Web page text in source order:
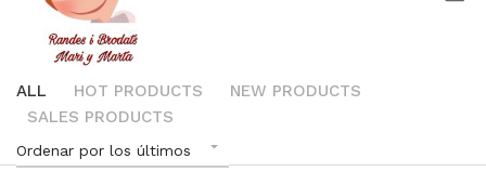
Flor de Azahar
Cintas
Muselina Inglesa
ALL HOT PRODUCTS
NEW PRODUCTS
SALES PRODUCTS
Ordenar por los últimos